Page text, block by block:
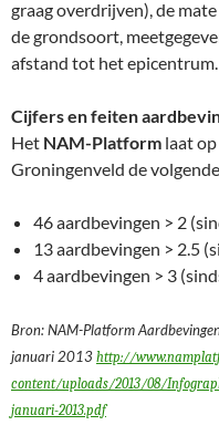
graag overdrijven), de
de grondsoort,
afstand tot het epicentrum.
Cijfers en feiten
Het NAM-Platform laat
Groningenveld de
46 aardbevingen > 2
13 aardbevingen > 2.5
4 aardbevingen > 3
Bron: NAM-Platform
januari 2013 http://
content/uploads/2013/08/
januari-2013.pdf